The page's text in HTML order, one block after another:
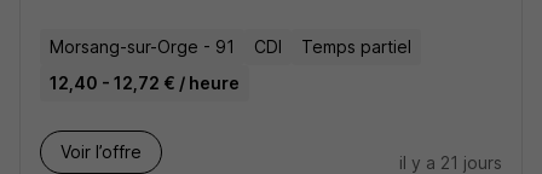
Morsang-sur-Orge - 91 CDI
Temps partiel
12,40 - 12,72 € / heure
Voir l’offre
il y a 21 jours